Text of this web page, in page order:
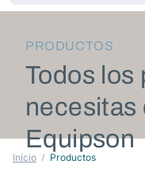
PRODUCTOS
Todos los
necesitas
Equipson
Inicio Productos